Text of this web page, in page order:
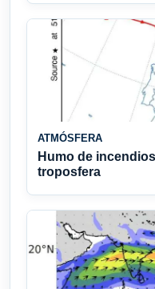
ATMÓSFERA
Humo de
troposfera